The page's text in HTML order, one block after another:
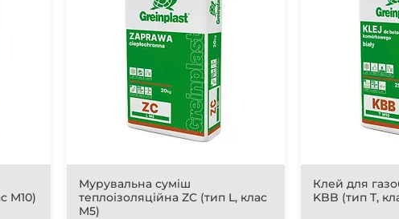
M10)
Мурувальна суміш
теплоізоляційна ZC (тип L, клас
M5)
Клей для
KBB (тип T,